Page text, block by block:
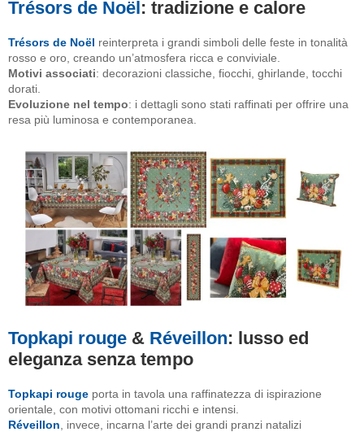
Trésors de Noël: tradizione e calore
Trésors de Noël reinterpreta i grandi simboli delle feste in tonalità
rosso e oro, creando un’atmosfera ricca e conviviale.
Motivi associati: decorazioni classiche, fiocchi, ghirlande, tocchi
dorati.
Evoluzione nel tempo: i dettagli sono stati raffinati per offrire una
resa più luminosa e contemporanea.
Topkapi rouge & Réveillon: lusso ed
eleganza senza tempo
Topkapi rouge porta in tavola una raffinatezza di ispirazione
orientale, con motivi ottomani ricchi e intensi.
Réveillon , invece, incarna l’arte dei grandi pranzi natalizi